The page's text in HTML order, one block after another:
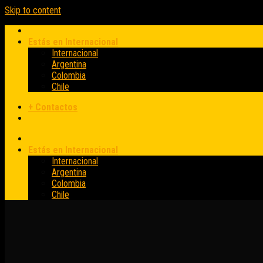
Skip to content
Estás en Internacional
Internacional
Argentina
Colombia
Chile
+ Contactos
Estás en Internacional
Internacional
Argentina
Colombia
Chile